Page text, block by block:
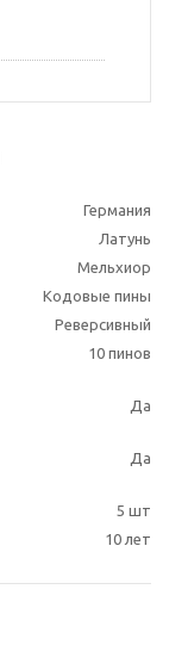
Германия
Латунь
Мельхиор
Кодовые пины
Реверсивный
10 пинов
Да
Да
5 шт
10 лет